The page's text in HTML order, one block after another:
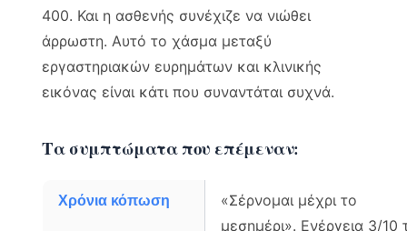
400. Και η ασθενής συνέχιζε να νιώθει
άρρωστη. Αυτό το χάσμα μεταξύ
εργαστηριακών ευρημάτων και κλινικής
εικόνας είναι κάτι που συναντάται συχνά.
Τα συμπτώματα που επέμεναν:
Χρόνια κόπωση
«Σέρνομαι μέχρι το
μεσημέρι». Ενέργεια 3/10